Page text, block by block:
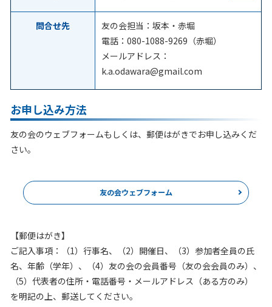
問合せ先
友の会担当：坂本・赤堀
電話： 080-1088-9269 （赤堀）
メールアドレス：
k.a.odawara@gmail.com
お申し込み方法
友の会のウェブフォームもしくは、郵便はがきでお申し込みくだ
さい。
友の会ウェブフォーム
【郵便はがき】
ご記入事項：（1）行事名、（2）開催日、（3）参加者全員の氏
名、年齢（学年）、（4）友の会の会員番号（友の会会員のみ）、
（5）代表者の住所・電話番号・メールアドレス（ある方のみ）
を明記の上、郵送してください。